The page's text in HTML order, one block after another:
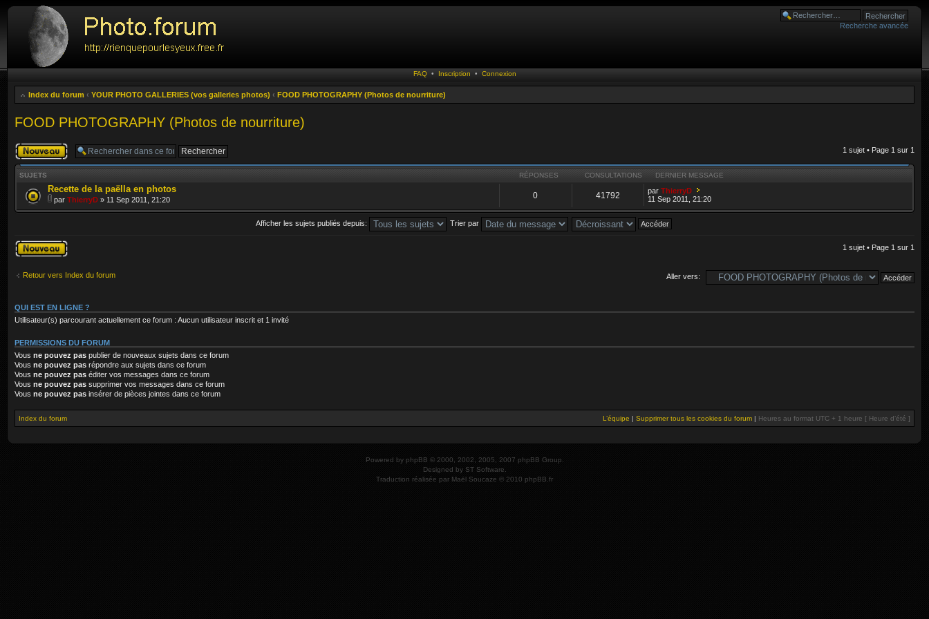
Recherche avancée
FAQ • Inscription • Connexion
Index du forum ‹ YOUR PHOTO GALLERIES (vos galleries photos) ‹ FOOD PHOTOGRAPHY (Photos de nourriture)
FOOD PHOTOGRAPHY (Photos de nourriture)
1 sujet • Page 1 sur 1
Publier un
nouveau sujet
SUJETS RÉPONSES CONSULTATIONS DERNIER MESSAGE
Recette de la paëlla en photos
par ThierryD » 11 Sep 2011, 21:20 0 41792 parThierryD
11 Sep 2011, 21:20
Afficher les sujets publiés depuis: Trier par
Publier un
nouveau sujet
1 sujet • Page 1 sur 1
Retour vers Index du forum Aller vers:
QUI EST EN LIGNE ?
Utilisateur(s) parcourant actuellement ce forum : Aucun utilisateur inscrit et 1 invité
PERMISSIONS DU FORUM
Vous ne pouvez pas publier de nouveaux sujets dans ce forum
Vous ne pouvez pas répondre aux sujets dans ce forum
Vous ne pouvez pas éditer vos messages dans ce forum
Vous ne pouvez pas supprimer vos messages dans ce forum
Vous ne pouvez pas insérer de pièces jointes dans ce forum
Index du forum L’équipe | Supprimer tous les cookies du forum | Heures au format UTC + 1 heure [ Heure d’été ]
Powered by phpBB © 2000, 2002, 2005, 2007 phpBB Group.
Designed by ST Software
Traduction réalisée par Maël Soucaze © 2010 phpBB.fr